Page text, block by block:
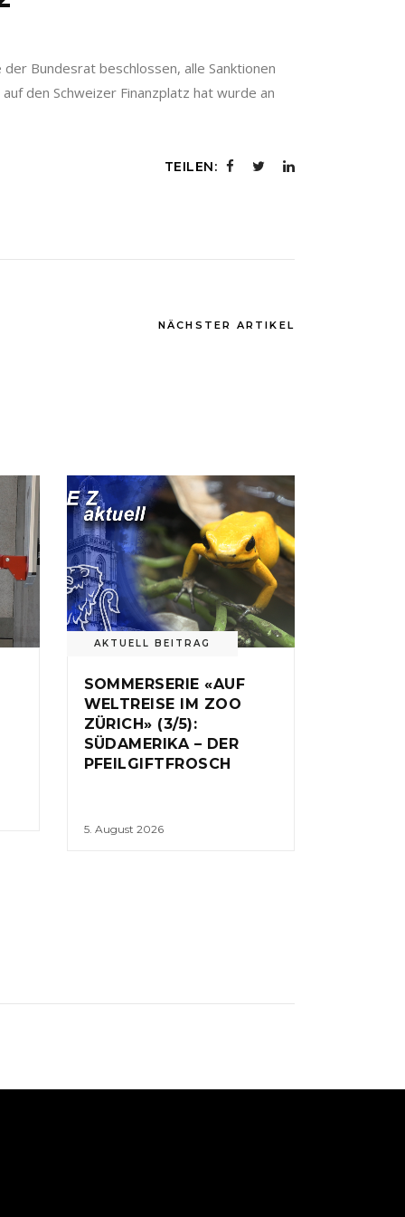
Bundesrat beschlossen, alle Sanktionen
den Schweizer Finanzplatz hat wurde an
TEILEN:
NÄCHSTER ARTIKEL
AKTUELL BEITRAG
SOMMERSERIE «AUF
WELTREISE IM ZOO
ZÜRICH» (3/5):
SÜDAMERIKA – DER
PFEILGIFTFROSCH
5. August 2026